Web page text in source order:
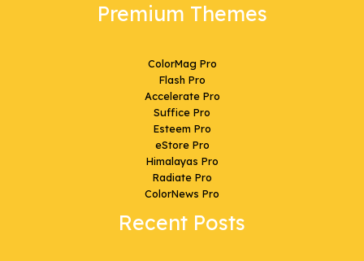
Premium Themes
ColorMag Pro
Flash Pro
Accelerate Pro
Suffice Pro
Esteem Pro
eStore Pro
Himalayas Pro
Radiate Pro
ColorNews Pro
Recent Posts